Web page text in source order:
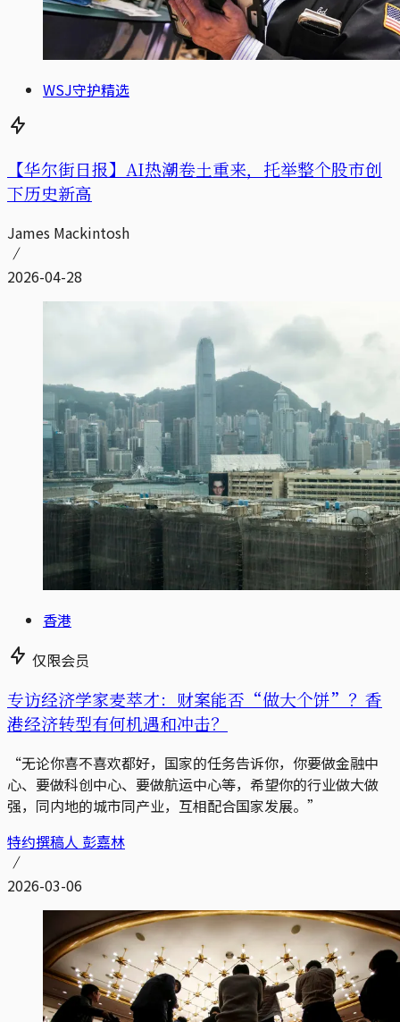
WSJ守护精选
【华尔街日报】AI热潮卷土重来，托举整个股市创
下历史新高
James Mackintosh
2026-04-28
香港
仅限会员
专访经济学家麦萃才：财案能否“做大个饼”？香
港经济转型有何机遇和冲击？
“无论你喜不喜欢都好，国家的任务告诉你，你要做金融中
心、要做科创中心、要做航运中心等，希望你的行业做大做
强，同内地的城市同产业，互相配合国家发展。”
特约撰稿人 彭嘉林
2026-03-06